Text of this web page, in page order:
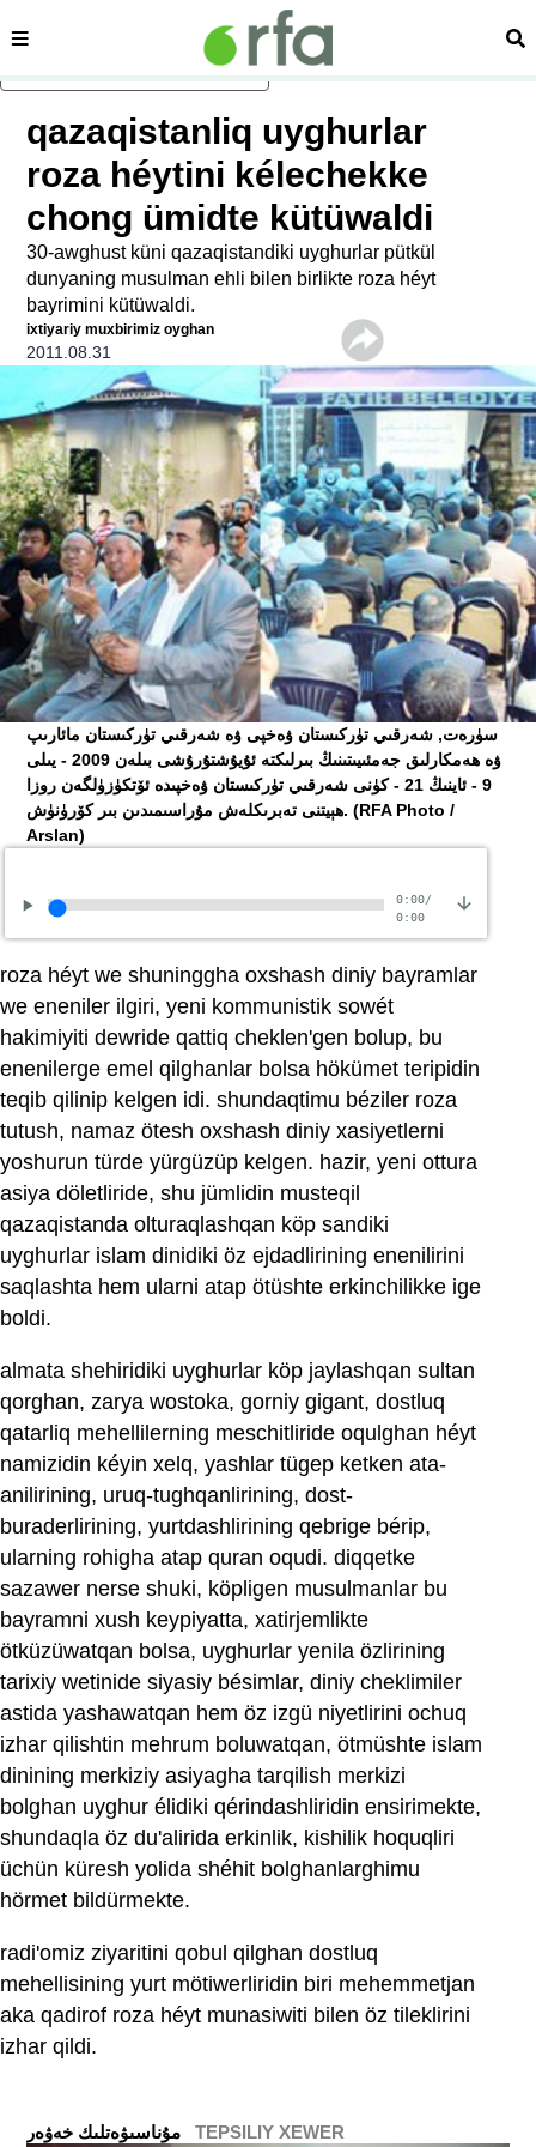
asasliq mezmungha atlang
sehipe
qazaqistanliq uyghurlar
roza héytini kélechekke
chong ümidte kütüwaldi
30-awghust küni qazaqistandiki uyghurlar pütkül
dunyaning musulman ehli bilen birlikte roza héyt
bayrimini kütüwaldi.
ixtiyariy muxbirimiz oyghan
2011.08.31
ﺳﯜﺭﻩﺕ, ﺷﻪﺭﻗﯩﻲ ﺗﯜﺭﻛﯩﺴﺘﺎﻥ ﯞﻩﺧﭙﻰ ﯞﻩ ﺷﻪﺭﻗﯩﻲ ﺗﯜﺭﻛﯩﺴﺘﺎﻥ ﻣﺎﺋﺎﺭﯨﭗ
ﯞﻩ ﻫﻪﻣﻜﺎﺭﻟﯩﻖ ﺟﻪﻣﺌﯩﻴﯩﺘﯩﻨﯩﯔ ﺑﯩﺮﻟﯩﻜﺘﻪ ﺋﯘﻳﯘﺷﺘﯘﺭﯗﺷﻰ ﺑﯩﻠﻪﻥ 2009 ‏- ﻳﯩﻠﻰ
9 ‏‏- ﺋﺎﻳﻨﯩﯔ 21 ‏- ﻛﯜﻧﻰ ﺷﻪﺭﻗﯩﻲ ﺗﯜﺭﻛﯩﺴﺘﺎﻥ ﯞﻩﺧﭙﯩﺪﻩ ﺋﯚﺗﻜﯜﺯﯛﻟﮕﻪﻥ ﺭﻭﺯﺍ
ﻫﯧﻴﺘﻨﻰ ﺗﻪﺑﺮﯨﻜﻠﻪﺵ ﻣﯘﺭﺍﺳﯩﻤﯩﺪﯨﻦ ﺑﯩﺮ ﻛﯚﺭﯛﻧﯜﺵ.(RFA Photo /
Arslan)
0:00/
0:00
roza héyt we shuninggha oxshash diniy bayramlar
we eneniler ilgiri, yeni kommunistik sowét
hakimiyiti dewride qattiq cheklen'gen bolup, bu
enenilerge emel qilghanlar bolsa hökümet teripidin
teqib qilinip kelgen idi. shundaqtimu béziler roza
tutush, namaz ötesh oxshash diniy xasiyetlerni
yoshurun türde yürgüzüp kelgen. hazir, yeni ottura
asiya döletliride, shu jümlidin musteqil
qazaqistanda olturaqlashqan köp sandiki
uyghurlar islam dinidiki öz ejdadlirining enenilirini
saqlashta hem ularni atap ötüshte erkinchilikke ige
boldi.
almata shehiridiki uyghurlar köp jaylashqan sultan
qorghan, zarya wostoka, gorniy gigant, dostluq
qatarliq mehellilerning meschitliride oqulghan héyt
namizidin kéyin xelq, yashlar tügep ketken ata-
anilirining, uruq-tughqanlirining, dost-
buraderlirining, yurtdashlirining qebrige bérip,
ularning rohigha atap quran oqudi. diqqetke
sazawer nerse shuki, köpligen musulmanlar bu
bayramni xush keypiyatta, xatirjemlikte
ötküzüwatqan bolsa, uyghurlar yenila özlirining
tarixiy wetinide siyasiy bésimlar, diniy cheklimiler
astida yashawatqan hem öz izgü niyetlirini ochuq
izhar qilishtin mehrum boluwatqan, ötmüshte islam
dinining merkiziy asiyagha tarqilish merkizi
bolghan uyghur élidiki qérindashliridin ensirimekte,
shundaqla öz du'alirida erkinlik, kishilik hoquqliri
üchün küresh yolida shéhit bolghanlarghimu
hörmet bildürmekte.
radi'omiz ziyaritini qobul qilghan dostluq
mehellisining yurt mötiwerliridin biri mehemmetjan
aka qadirof roza héyt munasiwiti bilen öz tileklirini
izhar qildi.
TEPSILIY XEWER